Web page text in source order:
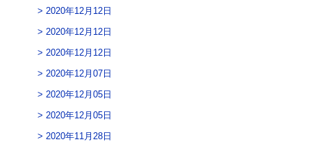
2020年12月12日
2020年12月12日
2020年12月12日
2020年12月07日
2020年12月05日
2020年12月05日
2020年11月28日